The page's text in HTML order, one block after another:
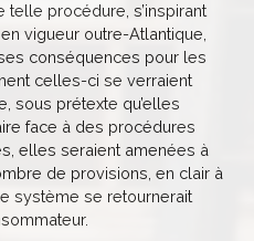
telle procédure, s’inspirant
vigueur outre-Atlantique,
conséquences pour les
celles-ci se verraient
sous prétexte qu’elles
face à des procédures
elles seraient amenées à
de provisions, en clair à
système se retournerait